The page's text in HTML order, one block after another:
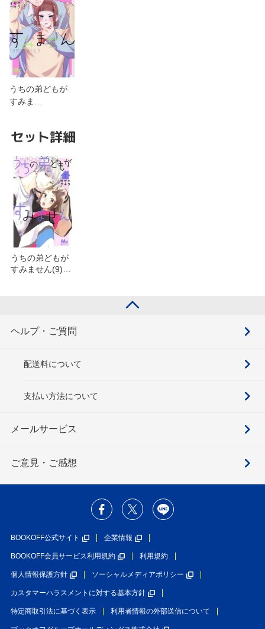
うちの弟どもが
すみま…
セット詳細
うちの弟どもが
すみません(9)を
ヘルプ・ご質問
配送料について
支払い方法について
メールサービス
ご意見・ご感想
BOOKOFF公式サイト 企業情報
BOOKOFF会員サービス利用規約 利用規約
個人情報保護方針 ソーシャルメディアポリシー
カスタマーハラスメントに対する基本方針
特定商取引法に基づく表示 利用者情報の外部送信について